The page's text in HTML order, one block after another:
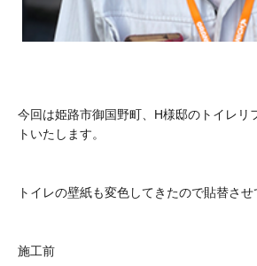
今回は姫路市御国野町、H様邸のトイレリ
トいたします。
トイレの壁紙も変色してきたので貼替させ
施工前